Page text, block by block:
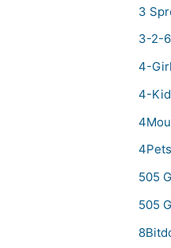
3
3-2-6
4-
4-
4Pets
505
505